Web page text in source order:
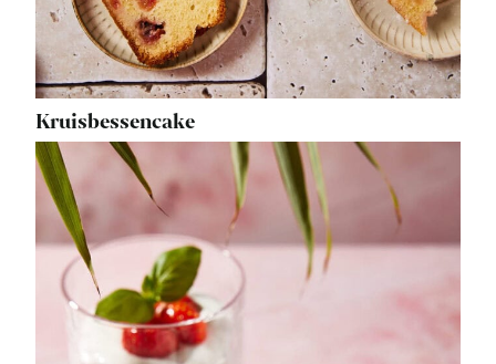
Kruisbessencake